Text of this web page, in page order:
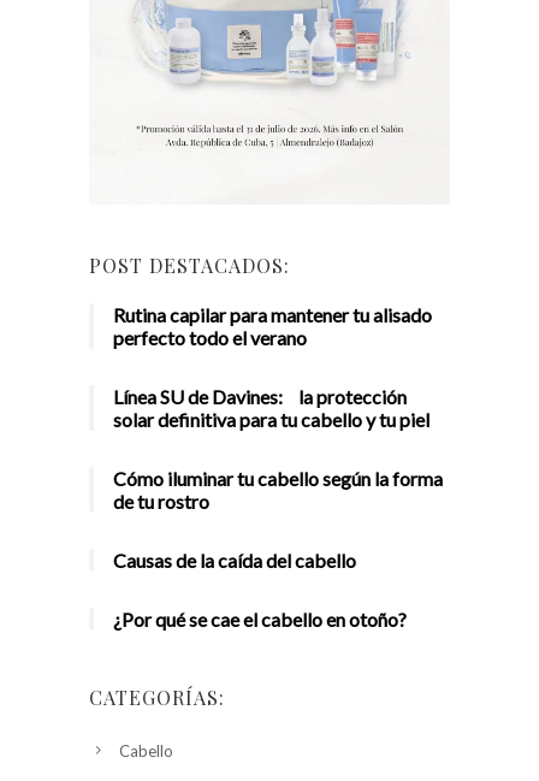
POST DESTACADOS:
Rutina capilar para mantener tu alisado
perfecto todo el verano
Línea SU de Davines: la protección
solar definitiva para tu cabello y tu piel
Cómo iluminar tu cabello según la forma
de tu rostro
Causas de la caída del cabello
¿Por qué se cae el cabello en otoño?
CATEGORÍAS:
Cabello